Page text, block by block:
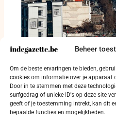
Beheer
Om de beste ervaringen te bieden,
cookies om informatie over je apparaat
Door in te stemmen met deze
surfgedrag of unieke ID's op deze site
geeft of je toestemming intrekt, kan dit
bepaalde functies en mogelijkheden.
Islamitische
tweede vaarcorridor in
4 augustus 2026